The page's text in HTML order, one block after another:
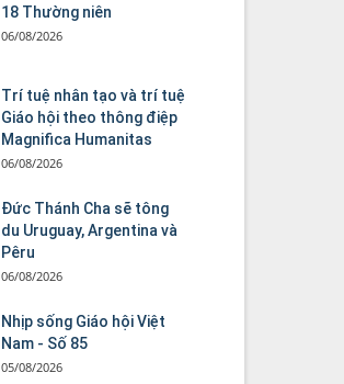
18 Thường niên
06/08/2026
Trí tuệ nhân tạo và trí tuệ
Giáo hội theo thông điệp
Magnifica Humanitas
06/08/2026
Đức Thánh Cha sẽ tông
du Uruguay, Argentina và
Pêru
06/08/2026
Nhịp sống Giáo hội Việt
Nam - Số 85
05/08/2026